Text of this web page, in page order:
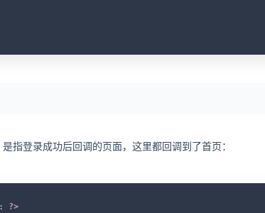
是指登录成功后回调的页面，这里都回调到了首页：
: ?>